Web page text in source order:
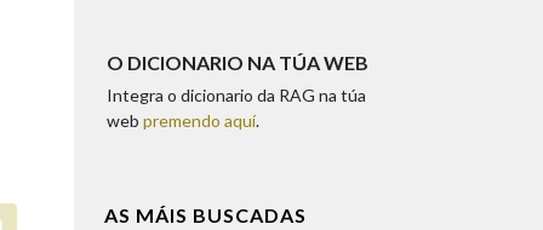
O DICIONARIO NA TÚA WEB
Integra o dicionario da RAG na túa
web premendo aquí.
AS MÁIS BUSCADAS